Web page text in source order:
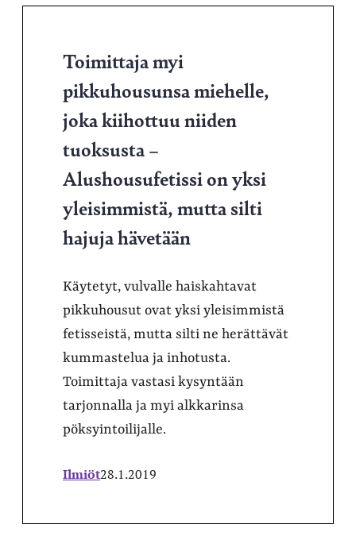
Toimittaja myi
pikkuhousunsa miehelle,
joka kiihottuu niiden
tuoksusta –
Alushousufetissi on yksi
yleisimmistä, mutta silti
hajuja hävetään
Käytetyt, vulvalle haiskahtavat
pikkuhousut ovat yksi yleisimmistä
fetisseistä, mutta silti ne herättävät
kummastelua ja inhotusta.
Toimittaja vastasi kysyntään
tarjonnalla ja myi alkkarinsa
pöksyintoilijalle.
Ilmiöt28.1.2019